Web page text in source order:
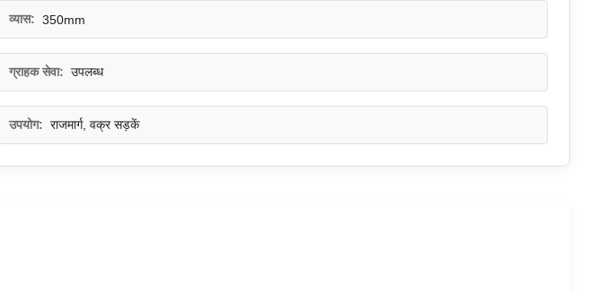
व्यास: 350mm
ग्राहक सेवा: उपलब्ध
उपयोग: राजमार्ग, वक्र सड़कें